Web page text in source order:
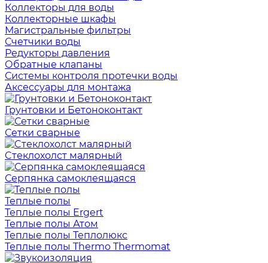
Коллекторы для воды
Коллекторные шкафы
Магистральные фильтры
Счетчики воды
Редукторы давления
Обратные клапаны
Системы контроля протечки воды
Аксессуары для монтажа
Грунтовки и Бетоноконтакт
Сетки сварные
Cтеклохолст малярный
Серпянка самоклеящаяся
Теплые полы
Теплые полы Ergert
Теплые полы Атом
Теплые полы Теплолюкс
Теплые полы Thermo Thermomat